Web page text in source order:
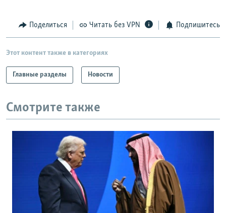
Поделиться Читать без VPN Подпишитесь
Этот контент также в категориях
Главные разделы Новости
Смотрите также